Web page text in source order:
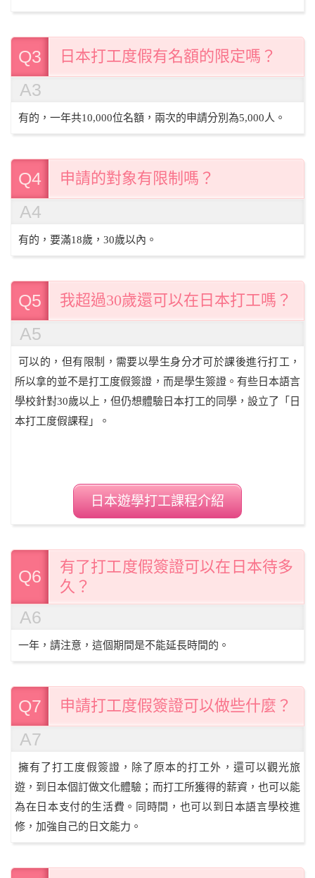
Q3 日本打工度假有名額的限定嗎？
A3
有的，一年共10,000位名額，兩次的申請分別為5,000人。
Q4 申請的對象有限制嗎？
A4
有的，要滿18歲，30歲以內。
Q5 我超過30歲還可以在日本打工嗎？
A5
可以的，但有限制，需要以學生身分才可於課後進行打工，
所以拿的並不是打工度假簽證，而是學生簽證。有些日本語言
學校針對30歲以上，但仍想體驗日本打工的同學，設立了「日
本打工度假課程」。
日本遊學打工課程介紹
Q6
有了打工度假簽證可以在日本待多
久？
A6
一年，請注意，這個期間是不能延長時間的。
Q7 申請打工度假簽證可以做些什麼？
A7
擁有了打工度假簽證，除了原本的打工外，還可以觀光旅
遊，到日本個訂做文化體驗；而打工所獲得的薪資，也可以能
為在日本支付的生活費。同時間，也可以到日本語言學校進
修，加強自己的日文能力。